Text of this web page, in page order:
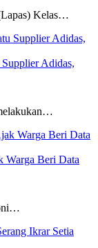
Kelas…
Adidas,
Warga Beri Data